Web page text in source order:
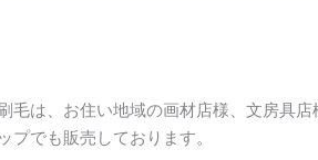
毛は、お住い地域の画材店様、文房具
プでも販売しております。